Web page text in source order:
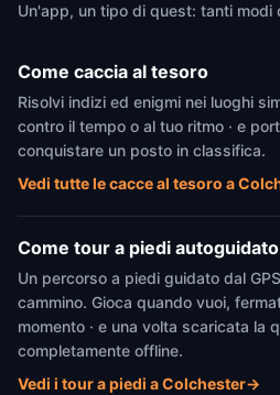
Un'app, un tipo di quest: tanti modi
Come caccia al tesoro
Risolvi indizi ed enigmi nei luoghi
contro il tempo o al tuo ritmo · e
conquistare un posto in classifica.
Vedi tutte le cacce al tesoro a
Come tour a piedi autoguidato
Un percorso a piedi guidato dal
cammino. Gioca quando vuoi,
momento · e una volta scaricata la
completamente offline.
Vedi i tour a piedi a Colchester→